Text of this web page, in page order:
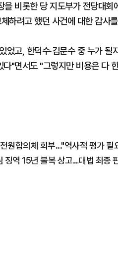
비롯한 당 지도부가 전당대
하려고 했던 사건에 대한 감사
었고, 한덕수·김문수 중 누가
"면서도 "그렇지만 비용은 다
원합의체 회부..."역사적 평가 필
징역 15년 불복 상고…대법 최종